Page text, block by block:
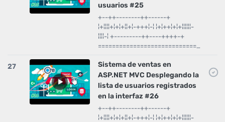
usuarios #25
+--++--------++------+
¦+¦¦¦¦+¦+¦+¦¦+¦-+++¦-¦ ¦+¦++¦+¦+¦¦¦¦¦¦-
¦¦¦¦-¦ +---------++----++++-+
============================…
27
Sistema de ventas en
ASP.NET MVC Desplegando la
lista de usuarios registrados
en la interfaz #26
+--++--------++------+
¦+¦¦¦¦+¦+¦+¦¦+¦-+++¦-¦ ¦+¦++¦+¦+¦¦¦¦¦¦-